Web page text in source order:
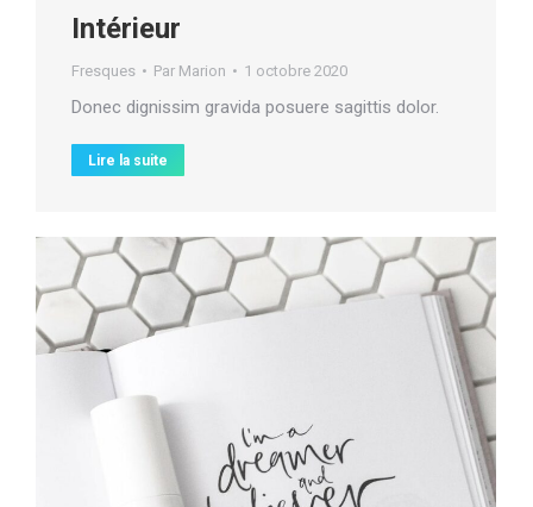
Intérieur
Fresques Par Marion 1 octobre 2020
Donec dignissim gravida posuere sagittis dolor.
Lire la suite